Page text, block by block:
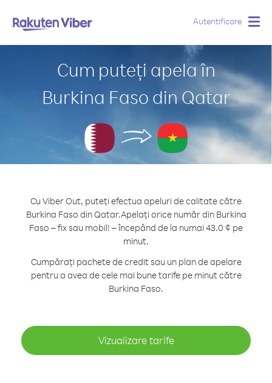
Autentificare
Cum puteți apela în
Burkina Faso din Qatar
Cu Viber Out, puteți efectua apeluri de calitate către
Burkina Faso din Qatar.Apelați orice număr din Burkina
Faso – fix sau mobil! – începând de la numai 43.0 ¢ pe
minut.
Cumpărați pachete de credit sau un plan de apelare
pentru a avea de cele mai bune tarife pe minut către
Burkina Faso.
Vizualizare tarife